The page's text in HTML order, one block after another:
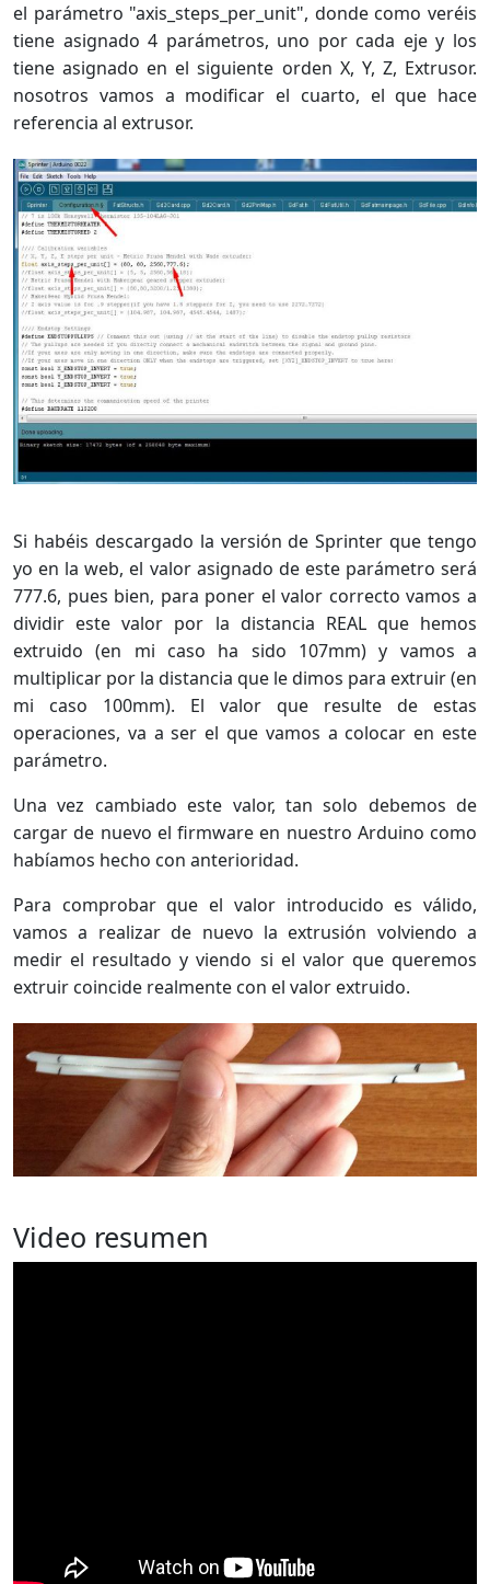
el parámetro "axis_steps_per_unit", donde como veréis
tiene asignado 4 parámetros, uno por cada eje y los
tiene asignado en el siguiente orden X, Y, Z, Extrusor.
nosotros vamos a modificar el cuarto, el que hace
referencia al extrusor.
Si habéis descargado la versión de Sprinter que tengo
yo en la web, el valor asignado de este parámetro será
777.6, pues bien, para poner el valor correcto vamos a
dividir este valor por la distancia REAL que hemos
extruido (en mi caso ha sido 107mm) y vamos a
multiplicar por la distancia que le dimos para extruir (en
mi caso 100mm). El valor que resulte de estas
operaciones, va a ser el que vamos a colocar en este
parámetro.
Una vez cambiado este valor, tan solo debemos de
cargar de nuevo el firmware en nuestro Arduino como
habíamos hecho con anterioridad.
Para comprobar que el valor introducido es válido,
vamos a realizar de nuevo la extrusión volviendo a
medir el resultado y viendo si el valor que queremos
extruir coincide realmente con el valor extruido.
Video resumen